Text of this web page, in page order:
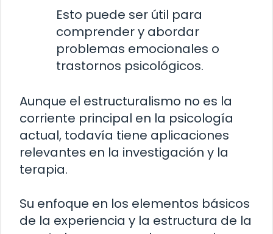
Esto puede ser útil para
comprender y abordar
problemas emocionales o
trastornos psicológicos.
Aunque el estructuralismo no es la
corriente principal en la psicología
actual, todavía tiene aplicaciones
relevantes en la investigación y la
terapia.
Su enfoque en los elementos básicos
de la experiencia y la estructura de la